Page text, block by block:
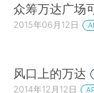
众筹万达广场
2015年06月12日
风口上的万达
2014年12月12日